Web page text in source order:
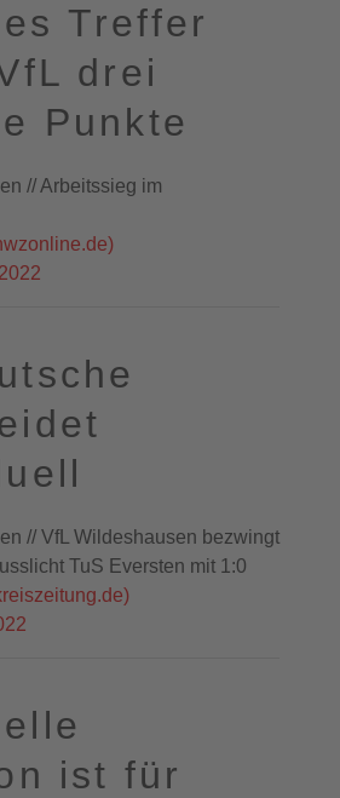
Treffer
drei
Punkte
// Arbeitssieg im
// VfL Wildeshausen bezwingt
TuS Eversten mit 1:0
ist für